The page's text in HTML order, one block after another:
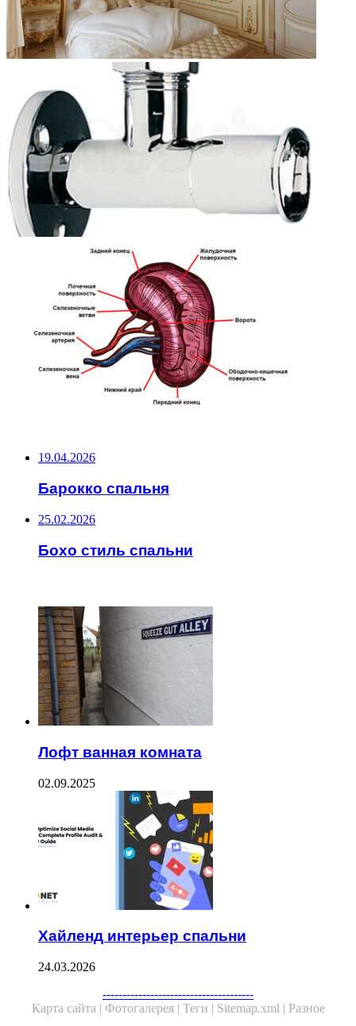
19.04.2026
Барокко спальня
25.02.2026
Бохо стиль спальни
Лофт ванная комната
02.09.2025
Хайленд интерьер спальни
24.03.2026
--------------------------------------
Карта сайта | Фотогалерея | Теги | Sitemap.xml | Разное